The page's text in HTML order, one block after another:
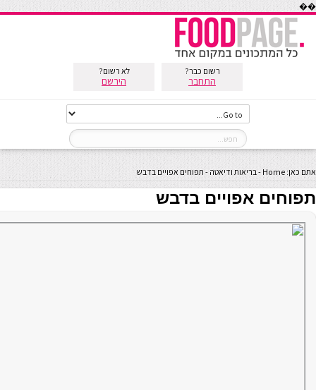
��
רשום כבר?
התחבר
לא רשום?
הירשם
אתם כאן: Home
-בריאות ודיאטה - תפוחים אפויים בדבש
תפוחים אפויים בדבש